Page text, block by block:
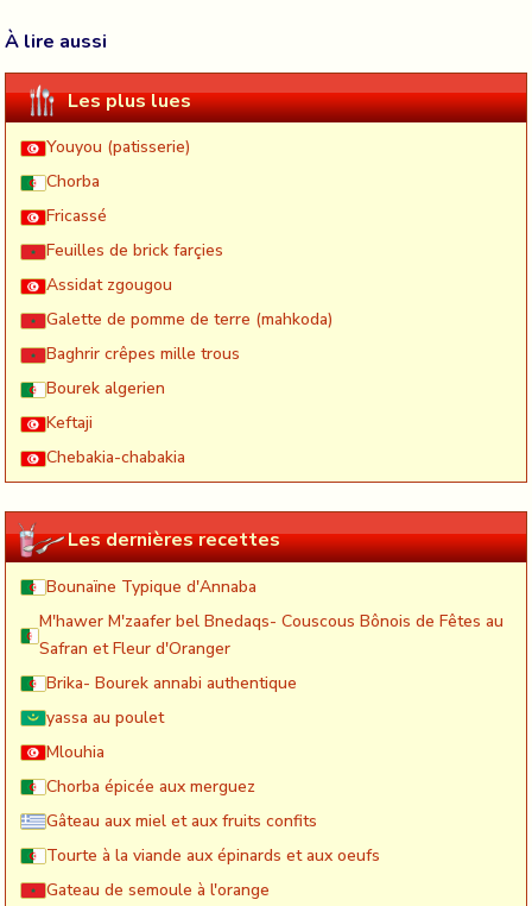
À lire aussi
Les plus lues
Youyou (patisserie)
Chorba
Fricassé
Feuilles de brick farçies
Assidat zgougou
Galette de pomme de terre (mahkoda)
Baghrir crêpes mille trous
Bourek algerien
Keftaji
Chebakia-chabakia
Les dernières recettes
Bounaïne Typique d'Annaba
M'hawer M'zaafer bel Bnedaqs- Couscous Bônois de Fêtes au
Safran et Fleur d'Oranger
Brika- Bourek annabi authentique
yassa au poulet
Mlouhia
Chorba épicée aux merguez
Gâteau aux miel et aux fruits confits
Tourte à la viande aux épinards et aux oeufs
Gateau de semoule à l'orange